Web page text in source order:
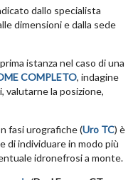
dallo specialista
dimensioni e dalla sede
istanza nel caso di una
COMPLETO, indagine
valutarne la posizione,
fasi urografiche (Uro TC) è
di individuare in modo più
idronefrosi a monte.